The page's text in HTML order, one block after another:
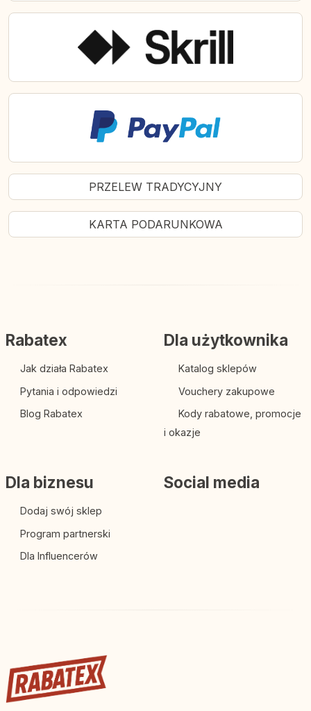
PRZELEW TRADYCYJNY
KARTA PODARUNKOWA
Rabatex
Jak działa Rabatex
Pytania i odpowiedzi
Blog Rabatex
Dla użytkownika
Katalog sklepów
Vouchery zakupowe
Kody rabatowe, promocje
i okazje
Dla biznesu
Dodaj swój sklep
Program partnerski
Dla Influencerów
Social media